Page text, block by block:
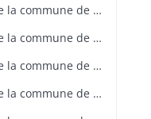
Blotzheim : plan et arpentage du ban de la commune de Blotzheim (plan dressé sur ordre de l'intendant vers 1765)
Blotzheim : plan et arpentage du ban de la commune de Blotzheim (plan dressé sur ordre de l'intendant vers 1765)
Blotzheim : plan et arpentage du ban de la commune de Blotzheim (plan dressé sur ordre de l'intendant vers 1765)
Blotzheim : plan et arpentage du ban de la commune de Blotzheim (plan dressé sur ordre de l'intendant vers 1765)